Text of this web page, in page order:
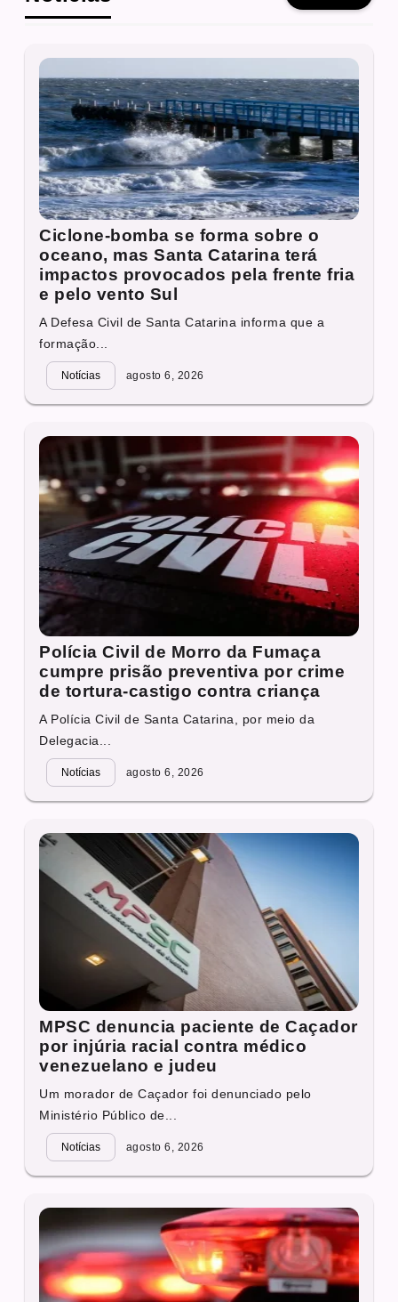
Ciclone-bomba se forma sobre o
oceano, mas Santa Catarina terá
impactos provocados pela frente fria
e pelo vento Sul
A Defesa Civil de Santa Catarina informa que a
formação...
Notícias agosto 6, 2026
Polícia Civil de Morro da Fumaça
cumpre prisão preventiva por crime
de tortura-castigo contra criança
A Polícia Civil de Santa Catarina, por meio da
Delegacia...
Notícias agosto 6, 2026
MPSC denuncia paciente de Caçador
por injúria racial contra médico
venezuelano e judeu
Um morador de Caçador foi denunciado pelo
Ministério Público de...
Notícias agosto 6, 2026